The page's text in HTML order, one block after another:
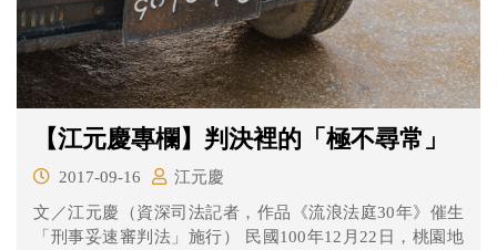
【江元慶專欄】判決裡的「極不尋常」
2017-09-16
江元慶
文／江元慶（資深司法記者，作品《流浪法庭30年》催生
「刑事妥速審判法」施行） 民國100年12月22日，桃園地